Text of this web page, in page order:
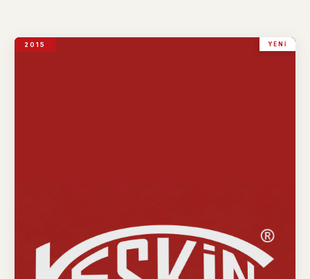
2015 YENI